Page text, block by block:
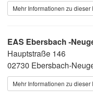
Mehr Informationen zu dieser
EAS Ebersbach -
Hauptstraße 146
02730 Ebersbach-
Mehr Informationen zu dieser